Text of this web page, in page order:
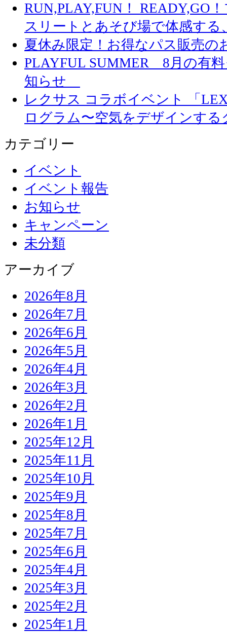
RUN,PLAY,FUN！ READY,GO
スリートとあそび場で体感する
夏休み限定！お得なパス販売の
PLAYFUL SUMMER 8月の有
知らせ
レクサス コラボイベント 「
ログラム〜空気をデザインす
カテゴリー
イベント
イベント報告
お知らせ
キャンペーン
未分類
アーカイブ
2026年8月
2026年7月
2026年6月
2026年5月
2026年4月
2026年3月
2026年2月
2026年1月
2025年12月
2025年11月
2025年10月
2025年9月
2025年8月
2025年7月
2025年6月
2025年4月
2025年3月
2025年2月
2025年1月